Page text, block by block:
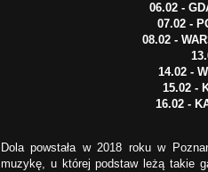
06.02 -
07.02 -
08.02 -
14.02 -
15.02 -
16.02 -
Dola powstała w 2018 roku w
muzykę, u której podstaw leżą takie